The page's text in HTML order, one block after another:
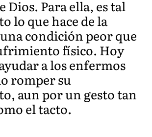
Dios. Para ella, es tal
lo que hace de la
condición peor que
físico. Hoy
a los enfermos
romper su
aun por un gesto tan
el tacto.